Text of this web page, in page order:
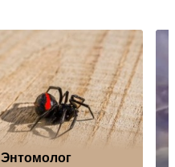
Энтомолог